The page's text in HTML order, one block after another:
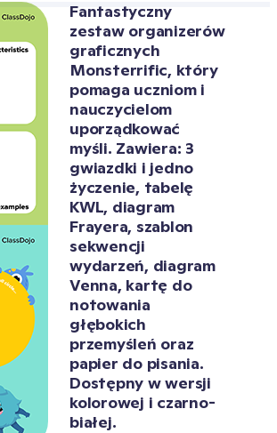
Fantastyczny
zestaw organizerów
graficznych
Monsterrific, który
pomaga uczniom i
nauczycielom
uporządkować
myśli. Zawiera: 3
gwiazdki i jedno
życzenie, tabelę
KWL, diagram
Frayera, szablon
sekwencji
wydarzeń, diagram
Venna, kartę do
notowania
głębokich
przemyśleń oraz
papier do pisania.
Dostępny w wersji
kolorowej i czarno-
białej.